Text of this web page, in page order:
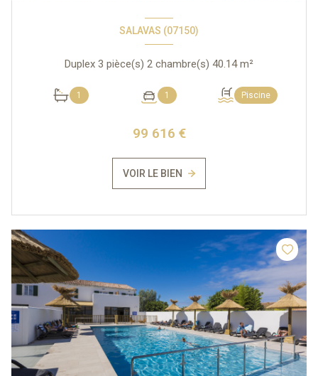
SALAVAS (07150)
Duplex 3 pièce(s) 2 chambre(s) 40.14 m²
1 1 Piscine
99 616 €
VOIR LE BIEN